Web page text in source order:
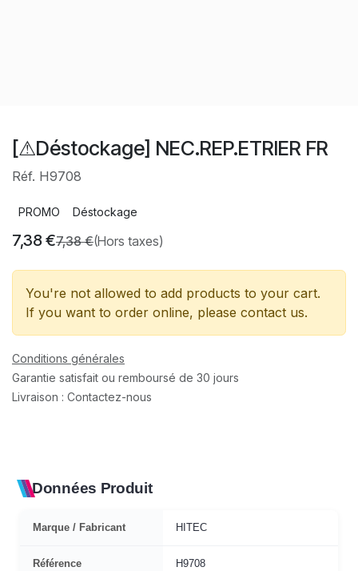
[⚠Déstockage] NEC.REP.ETRIER FR
Réf. H9708
PROMO Déstockage
7,38€7,38€(Hors taxes)
You're not allowed to add products to your cart.
If you want to order online, please contact us.
Conditions générales
Garantie satisfait ou remboursé de 30 jours
Livraison : Contactez-nous
Données Produit
Marque / Fabricant HITEC
Référence H9708